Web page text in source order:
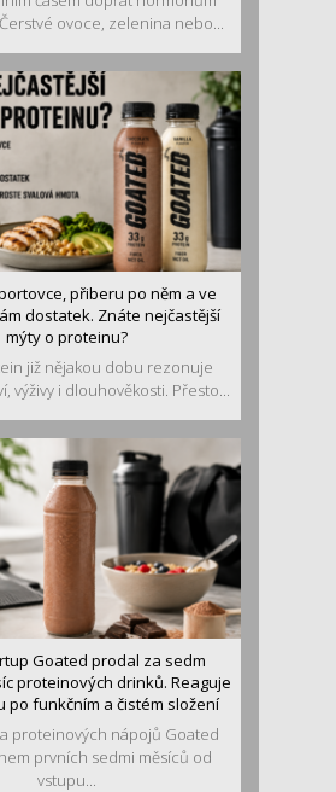
ovoce, zelenina nebo...
přiberu po něm a ve
dostatek. Znáte nejčastější
mýty o proteinu?
již nějakou dobu rezonuje
výživy i dlouhověkosti. Přesto...
Goated prodal za sedm
proteinových drinků. Reaguje
po funkčním a čistém složení
proteinových nápojů Goated
prvních sedmi měsíců od
vstupu...